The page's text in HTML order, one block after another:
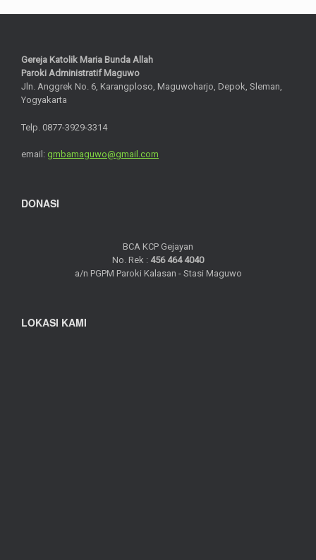
Gereja Katolik Maria Bunda Allah
Paroki Administratif Maguwo
Jln. Anggrek No. 6, Karangploso, Maguwoharjo, Depok, Sleman,
Yogyakarta
Telp. 0877-3929-3314
email: gmbamaguwo@gmail.com
DONASI
BCA KCP Gejayan
No. Rek : 456 464 4040
a/n PGPM Paroki Kalasan - Stasi Maguwo
LOKASI KAMI